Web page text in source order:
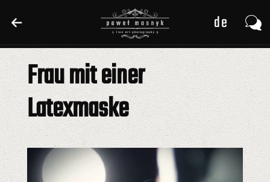
de
pl
en
de
pl
en
Frau mit einer
Latexmaske